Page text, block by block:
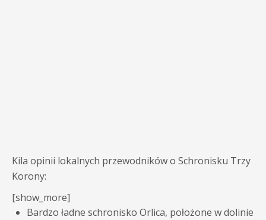
Kila opinii lokalnych przewodników o Schronisku Trzy
Korony:
[show_more]
Bardzo ładne schronisko Orlica, położone w dolinie